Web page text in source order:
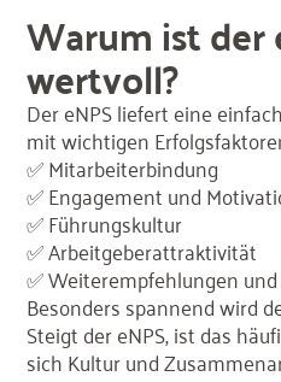
Warum ist der
wertvoll?
Der eNPS liefert eine
mit wichtigen
✅ Mitarbeiterbindung
✅ Engagement und
✅ Führungskultur
✅ Arbeitgeberattraktivität
✅ Weiterempfehlungen
Besonders spannend wird
Steigt der eNPS, ist das
sich Kultur und